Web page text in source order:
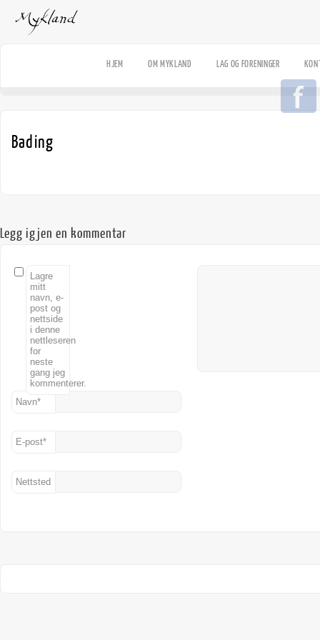
HJEM OM MYKLAND LAG OG FORENINGER
Bading
Legg igjen en kommentar
Navn*
E-post*
Nettsted
Lagre
mitt
navn, e-
post og
nettside
i denne
nettleseren
for
neste
gang jeg
kommenterer.